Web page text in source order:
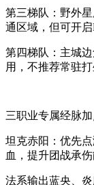
第三梯队：野外
通区域，但可开
第四梯队：主城
用，不推荐常驻打
三职业专属经脉
坦克赤阳：优先
血，提升团战承
法系输出蓝央、